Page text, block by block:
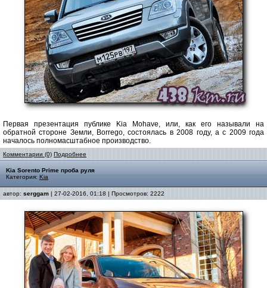
Первая презентация публике Kia Mohave, или, как его называли на
обратной стороне Земли, Borrego, состоялась в 2008 году, а с 2009 года
началось полномасштабное производство.
Комментарии (0) Подробнее
Kіа Sorento Prime проба руля
Категория: Kia
автор: serggam | 27-02-2016, 01:18 | Просмотров: 2222